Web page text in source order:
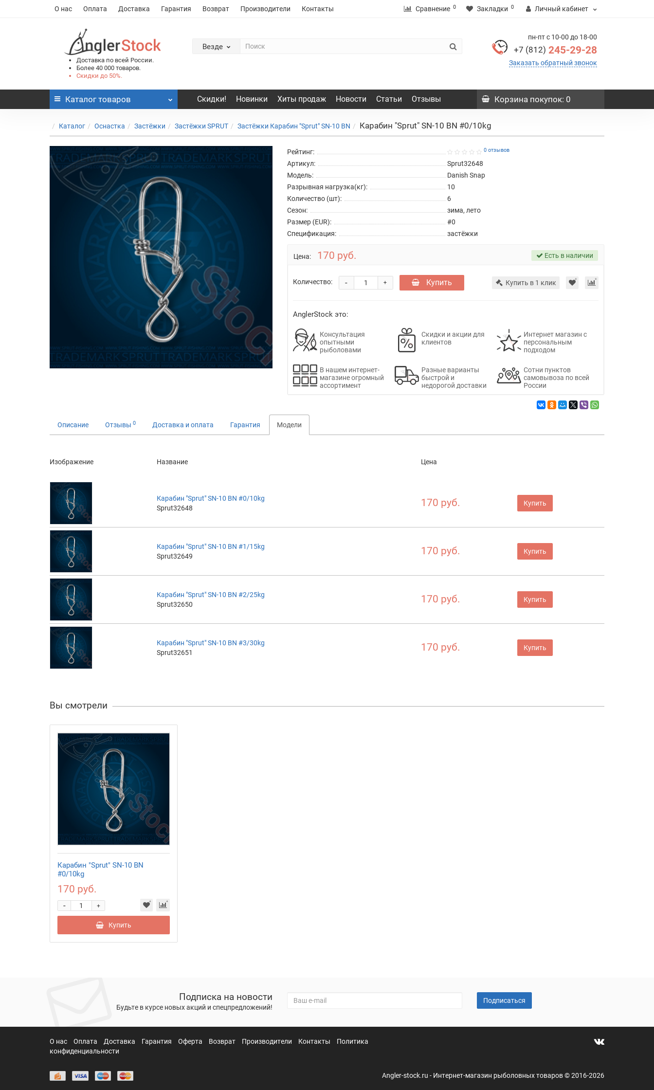
О нас Оплата Доставка Гарантия Возврат Производители Контакты Сравнение 0 Закладки 0 Личный кабинет
Доставка по всей России.
Более 40 000 товаров.
Скидки до 50%.
Везде
пн-пт с 10-00 до 18-00
+7 (812) 245-29-28
Заказать обратный звонок
Каталог товаров Скидки! Новинки Хиты продаж Новости Статьи Отзывы Корзина покупок: 0
Каталог Оснастка Застёжки Застёжки SPRUT Застёжки Карабин "Sprut" SN-10 BN Карабин "Sprut" SN-10 BN #0/10kg
Рейтинг: 0 отзывов
Артикул:
Sprut32648
Модель:
Danish Snap
Разрывная нагрузка(кг):
10
Количество (шт):
6
Сезон:
зима, лето
Размер (EUR):
#0
Спецификация:
застёжки
Цена: 170 руб. Есть в наличии
Количество: +
- Купить Купить в 1 клик
AnglerStock это:
Консультация
опытными
рыболовами
Скидки и акции для
клиентов
Интернет магазин с
персональным
подходом
В нашем интернет-
магазине огромный
ассортимент
Разные варианты
быстрой и
недорогой доставки
Сотни пунктов
самовывоза по всей
России
Описание Отзывы 0 Доставка и оплата Гарантия Модели
Изображение Название Цена
Карабин "Sprut" SN-10 BN #0/10kg
Sprut32648
170 руб. Купить
Карабин "Sprut" SN-10 BN #1/15kg
Sprut32649
170 руб. Купить
Карабин "Sprut" SN-10 BN #2/25kg
Sprut32650
170 руб. Купить
Карабин "Sprut" SN-10 BN #3/30kg
Sprut32651
170 руб. Купить
Вы смотрели
Карабин "Sprut" SN-10 BN
#0/10kg
170 руб.
+
-
Купить
Подписка на новости
Будьте в курсе новых акций и спецпредложений!
Подписаться
О нас Оплата Доставка Гарантия Оферта Возврат Производители Контакты
Политика
конфиденциальности
Angler-stock.ru - Интернет-магазин рыболовных товаров © 2016-2026